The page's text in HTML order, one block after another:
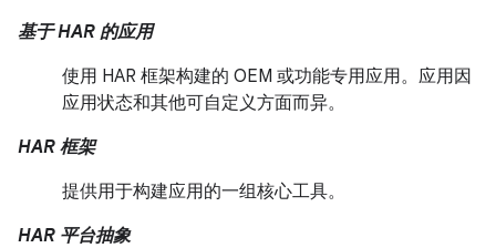
基于 HAR 的应用
使用 HAR 框架构建的 OEM 或功能专用应用。应用因
应用状态和其他可自定义方面而异。
HAR 框架
提供用于构建应用的一组核心工具。
HAR 平台抽象